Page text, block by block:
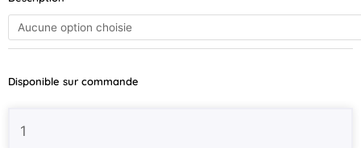
Disponible sur commande
TWINTRAILERS
309x183
/